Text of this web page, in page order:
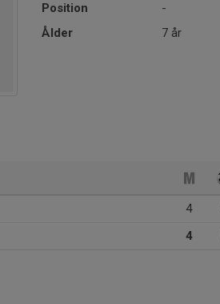
Position
-
Ålder
7 år
4
4